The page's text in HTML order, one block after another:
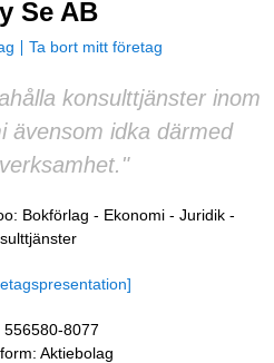
Se AB
Ta bort mitt företag
konsulttjänster inom
ävensom idka därmed
Bokförlag - Ekonomi - Juridik -
556580-8077
Aktiebolag